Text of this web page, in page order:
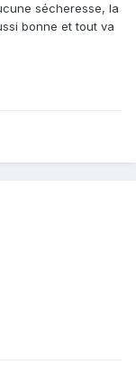
sécheresse, la
bonne et tout va